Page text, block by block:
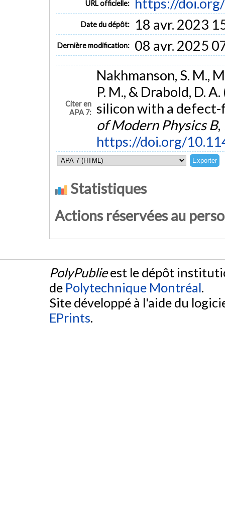
URL officielle:
Date du dépôt: 18 avr. 2023
Dernière modification: 08 avr. 2025
Citer en
APA 7:
Nakhmanson, S. M.,
P. M., & Drabold, D.
silicon with a
of Modern Physics B,
https://doi.org/
Statistiques
Actions réservées au
PolyPublieest le dépôt
de Polytechnique Montréal.
Site développé à l'aide du
EPrints.